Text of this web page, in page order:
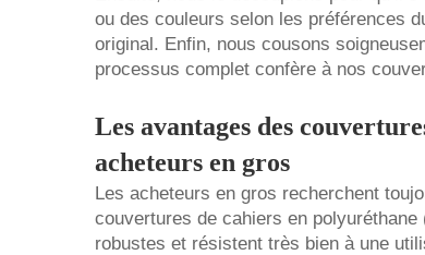
ou des couleurs selon les préférences
original. Enfin, nous cousons
processus complet confère à nos
Les avantages des
acheteurs en gros
Les acheteurs en gros recherchent
couvertures de cahiers en
robustes et résistent très bien à une